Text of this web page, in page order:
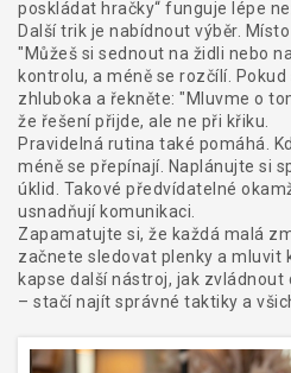
poskládat hračky“ funguje lépe
Další trik je nabídnout výběr.
"Můžeš si sednout na židli nebo
kontrolu, a méně se rozčílí.
zhluboka a řekněte: "Mluvme o
že řešení přijde, ale ne při křiku.
Pravidelná rutina také pomáhá.
méně se přepínají. Naplánujte si
úklid. Takové předvídatelné
usnadňují komunikaci.
Zapamatujte si, že každá malá
začnete sledovat plenky a mluvit
kapse další nástroj, jak zvládnout
– stačí najít správné taktiky a